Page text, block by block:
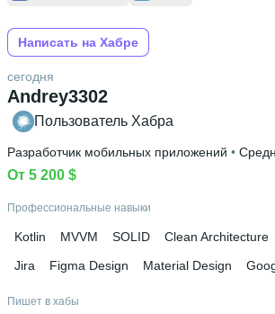
Написать на Хабре
Andrey3302
сегодня
Пользователь Хабра
Разработчик мобильных приложений •
От 5 200 $
Профессиональные навыки
Kotlin MVVM SOLID Clean Architecture
Jira
Figma Design Material Design
Пишет в хабы